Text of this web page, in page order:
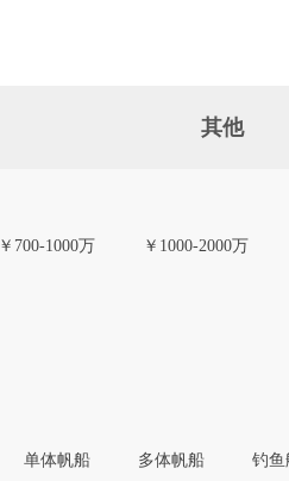
其他
￥700-1000万 ￥1000-2000万
单体帆船 多体帆船 钓鱼